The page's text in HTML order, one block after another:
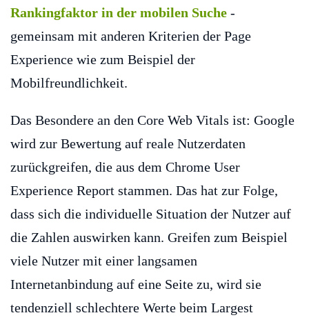
Rankingfaktor in der mobilen Suche -
gemeinsam mit anderen Kriterien der Page
Experience wie zum Beispiel der
Mobilfreundlichkeit.
Das Besondere an den Core Web Vitals ist: Google
wird zur Bewertung auf reale Nutzerdaten
zurückgreifen, die aus dem Chrome User
Experience Report stammen. Das hat zur Folge,
dass sich die individuelle Situation der Nutzer auf
die Zahlen auswirken kann. Greifen zum Beispiel
viele Nutzer mit einer langsamen
Internetanbindung auf eine Seite zu, wird sie
tendenziell schlechtere Werte beim Largest